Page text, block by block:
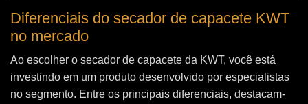
Diferenciais do secador de capacete KWT
no mercado
Ao escolher o secador de capacete da KWT, você está
investindo em um produto desenvolvido por especialistas
no segmento. Entre os principais diferenciais, destacam-